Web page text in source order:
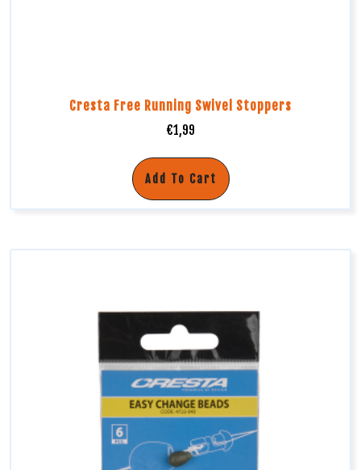
Cresta Free Running Swivel Stoppers
€1,99
Add To Cart